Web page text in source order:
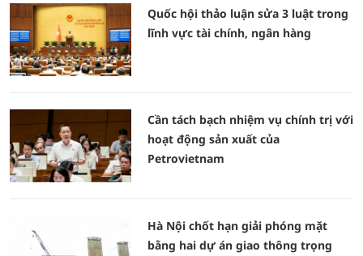
Quốc hội thảo luận sửa 3 luật trong
lĩnh vực tài chính, ngân hàng
Cần tách bạch nhiệm vụ chính trị với
hoạt động sản xuất của
Petrovietnam
Hà Nội chốt hạn giải phóng mặt
bằng hai dự án giao thông trọng